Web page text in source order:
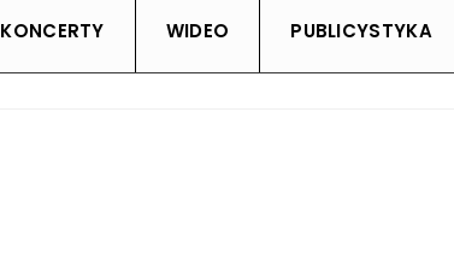
KONCERTY WIDEO PUBLICYSTYKA